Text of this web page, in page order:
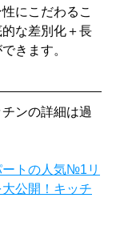
にこだわるこ
な差別化＋長
きます。
ンの詳細は過
ートの人気№1リ
公開！キッチ